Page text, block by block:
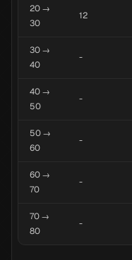
20 →
30
12
30 →
40
-
40 →
50
-
50 →
60
-
60 →
70
-
70 →
80
-